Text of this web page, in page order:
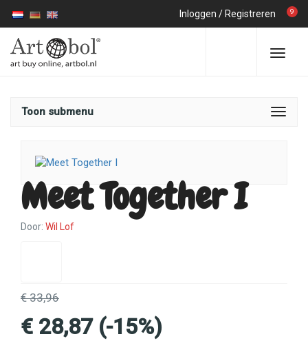
Inloggen / Registreren 9
Toon submenu
Meet Together I
Door: Wil Lof
€ 33,96
€ 28,87 (-15%)